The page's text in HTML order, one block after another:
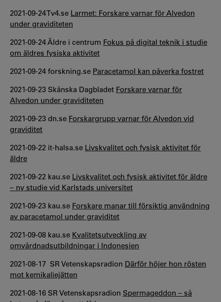
2021-09-24 Tv4.se Larmet: Forskare varnar för Alvedon
under graviditeten
2021-09-24 Äldre i centrum Fokus på digital teknik i studie
om äldres fysiska aktivitet
2021-09-24 forskning.se Paracetamol kan påverka fostret
2021-09-23 Skånska Dagbladet Forskare varnar för
Alvedon under graviditeten
2021-09-23 dn.se Forskargrupp varnar för Alvedon vid
graviditet
2021-09-22 it-halsa.se Livskvalitet och fysisk aktivitet för
äldre
2021-09-22 kau.se Livskvalitet och fysisk aktivitet för äldre
– ny studie vid Karlstads universitet
2021-09-23 kau.se Forskare manar till försiktig användning
av paracetamol under graviditet
2021-09-08 kau.se Kvalitetsutveckling av
omvårdnadsutbildningar i Indonesien
2021-08-17 SR Vetenskapsradion Därför höjer hon rösten
mot kemikaliejätten
2021-08-16 SR Vetenskapsradion Spermageddon – så